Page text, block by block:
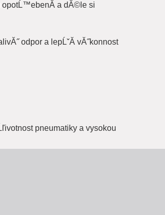
opotĹ™ebenĂ­ a dĂ©le si
odpor a lepĹˇĂ­ vĂ˝konnost
pneumatiky a vysokou